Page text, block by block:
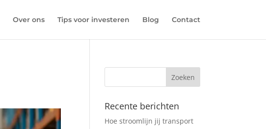
Over ons Tips voor investeren Blog Contact
Recente berichten
Hoe stroomlijn jij transport